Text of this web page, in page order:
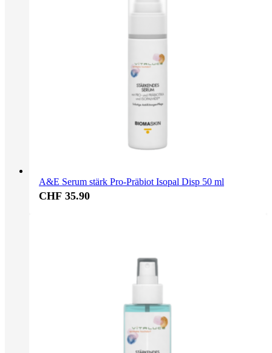
A&E Serum stärk Pro-Präbiot Isopal Disp 50 ml
CHF 35.90